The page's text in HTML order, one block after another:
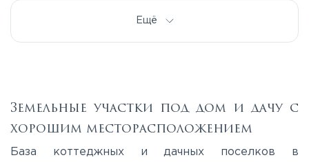
Ещё
Земельные участки под дом и дачу с
хорошим месторасположением
База коттеджных и дачных поселков в